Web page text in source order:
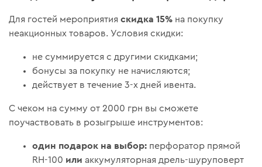
Для гостей мероприятияскидка 15% на покупку
неакционных товаров. Условия скидки:
не суммируется с другими скидками;
бонусы за покупку не начисляются;
действует в течение 3-х дней ивента.
С чеком на сумму от 2000 грн вы сможете
поучаствовать в розыгрыше инструментов:
один подарок на выбор: перфоратор прямой
RH-100 или аккумуляторная дрель-шуруповерт